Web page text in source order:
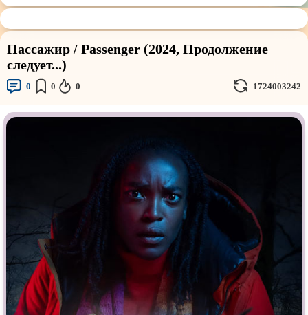
Marvel PIXAR
Sci-Fi (Научнаяфантастика) Trash (трэш) movies
Авангард и Сюрреализм Ангелы и Демоны
Аниме
Коллекция
Маги и Волшебники
Новогодние
Основанное на
событиях
Параллельные миры
Перевод Гоблина Перевод Кубик в Кубе
ПереводКураж-Бамбей Пеплум
Подростковая жестокость Постапокалипсис
Пассажир / Passenger (2024, Продолжение
следует...)
0 0 0 1724003242